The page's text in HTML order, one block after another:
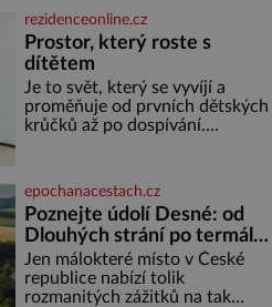
dyž se nám tropy zaryjí pod
kůži, hledáme úlevu v bazénu
nebo pomocí klimatizace. Jenže
ne vždycky můžeme být v jejich
blízkosti. Nemusíte však zoufat.
Pokud budete mít promyšlený
jídelníček, žadné pařáky si na
rezidenceonline.cz
Prostor, který roste s
dítětem
Je to svět, který se vyvíjí a
proměňuje od prvních dětských
krůčků až po dospívání.
soustředění i odpočinek a
reaguje na každou etapu života
a specifické potřeby dítěte. Pro
nejmenší je klíčová
jednoduchost, měkkost a
bezpečí, proto by pokoj
miminka měl působit především
epochanacestach.cz
Poznejte údolí Desné: od
Dlouhých strání po termální
prameny
Jen málokteré místo v České
republice nabízí tolik
rozmanitých zážitků na tak